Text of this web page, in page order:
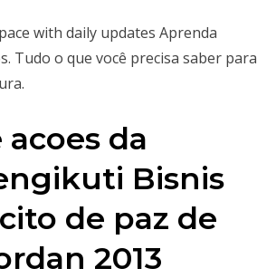
with daily updates Aprenda
Tudo o que você precisa saber para
da
Bisnis
de paz de
2013